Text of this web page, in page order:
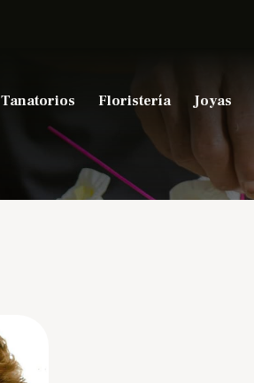
Tanatorios Floristería Joyas